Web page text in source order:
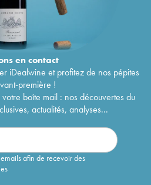
encontact
iDealwine et profitez de nos pépites
première !
boîte mail : nos découvertes du
actualités, analyses...
afin de recevoir des